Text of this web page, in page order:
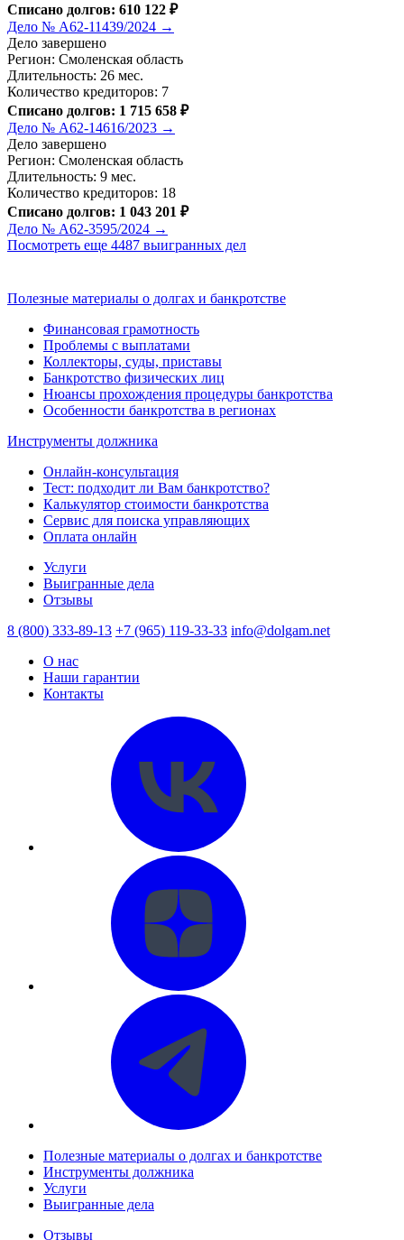
Списано долгов: 610 122 ₽
Дело № А62-11439/2024 →
Дело завершено
Регион: Смоленская область
Длительность: 26 мес.
Количество кредиторов: 7
Списано долгов: 1 715 658 ₽
Дело № А62-14616/2023 →
Дело завершено
Регион: Смоленская область
Длительность: 9 мес.
Количество кредиторов: 18
Списано долгов: 1 043 201 ₽
Дело № А62-3595/2024 →
Посмотреть еще 4487 выигранных дел
Полезные материалы о долгах и банкротстве
Финансовая грамотность
Проблемы с выплатами
Коллекторы, суды, приставы
Банкротство физических лиц
Нюансы прохождения процедуры банкротства
Особенности банкротства в регионах
Инструменты должника
Онлайн-консультация
Тест: подходит ли Вам банкротство?
Калькулятор стоимости банкротства
Сервис для поиска управляющих
Оплата онлайн
Услуги
Выигранные дела
Отзывы
8 (800) 333-89-13 +7 (965) 119-33-33 info@dolgam.net
О нас
Наши гарантии
Контакты
Полезные материалы о долгах и банкротстве
Инструменты должника
Услуги
Выигранные дела
Отзывы